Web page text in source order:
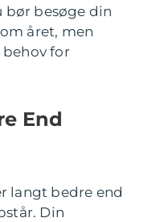
bør besøge din
året, men
behov for
End
langt bedre end
Din